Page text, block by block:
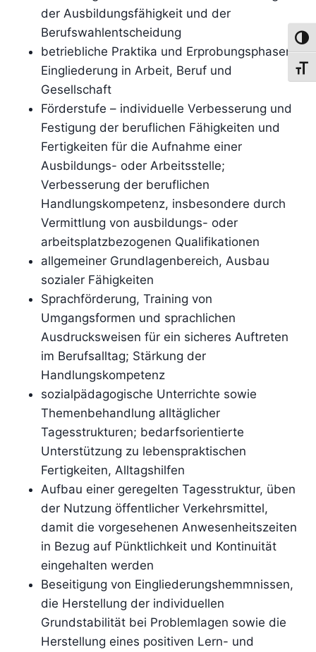
der Ausbildungsfähigkeit und der
Berufswahlentscheidung
betriebliche Praktika und Erprobungsphasen;
Eingliederung in Arbeit, Beruf und
Gesellschaft
Förderstufe – individuelle Verbesserung und
Festigung der beruflichen Fähigkeiten und
Fertigkeiten für die Aufnahme einer
Ausbildungs- oder Arbeitsstelle;
Verbesserung der beruflichen
Handlungskompetenz, insbesondere durch
Vermittlung von ausbildungs- oder
arbeitsplatzbezogenen Qualifikationen
allgemeiner Grundlagenbereich, Ausbau
sozialer Fähigkeiten
Sprachförderung, Training von
Umgangsformen und sprachlichen
Ausdrucksweisen für ein sicheres Auftreten
im Berufsalltag; Stärkung der
Handlungskompetenz
sozialpädagogische Unterrichte sowie
Themenbehandlung alltäglicher
Tagesstrukturen; bedarfsorientierte
Unterstützung zu lebenspraktischen
Fertigkeiten, Alltagshilfen
Aufbau einer geregelten Tagesstruktur, üben
der Nutzung öffentlicher Verkehrsmittel,
damit die vorgesehenen Anwesenheitszeiten
in Bezug auf Pünktlichkeit und Kontinuität
eingehalten werden
Beseitigung von Eingliederungshemmnissen,
die Herstellung der individuellen
Grundstabilität bei Problemlagen sowie die
Herstellung eines positiven Lern- und